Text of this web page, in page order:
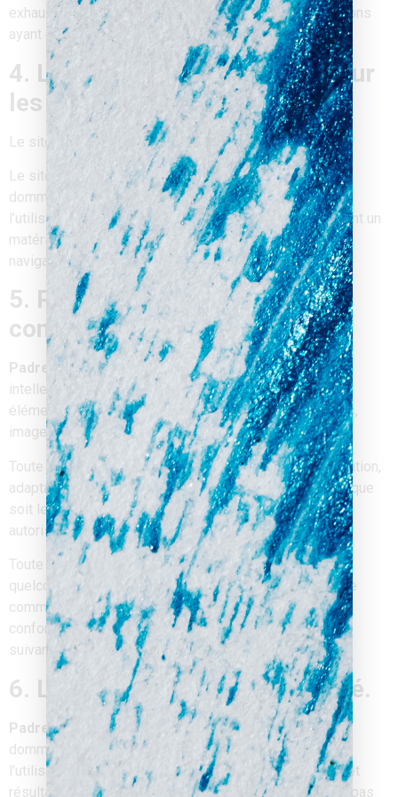
exhaustifs. Ils sont donnés sous réserve de modifications
ayant été apportées depuis leur mise en ligne.
4. Limitations contractuelles sur
les données techniques.
Le site utilise la technologie JavaScript.
Le site Internet ne pourra être tenu responsable de
dommages matériels liés à l’utilisation du site. De plus,
l’utilisateur du site s’engage à accéder au site en utilisant un
matériel récent, ne contenant pas de virus et avec un
navigateur de dernière génération mis-à-jour
5. Propriété intellectuelle et
contrefaçons.
Padre-Digital est propriétaire des droits de propriété
intellectuelle ou détient les droits d’usage sur tous les
éléments accessibles sur le site, notamment les textes,
images, graphismes, logo, icônes, sons, logiciels.
Toute reproduction, représentation, modification, publication,
adaptation de tout ou partie des éléments du site, quel que
soit le moyen ou le procédé utilisé, est interdite, sauf
autorisation écrite préalable de :Padre-Digital.
Toute exploitation non autorisée du site ou de l’un
quelconque des éléments qu’il contient sera considérée
comme constitutive d’une contrefaçon et poursuivie
conformément aux dispositions des articles L.335-2 et
suivants du Code de Propriété Intellectuelle.
6. Limitations de responsabilité.
Padre-Digital
ne pourra être tenue responsable des
dommages directs et indirects causés au matériel de
l’utilisateur, lors de l’accès au site Padre-digital.com, et
résultant soit de l’utilisation d’un matériel ne répondant pas